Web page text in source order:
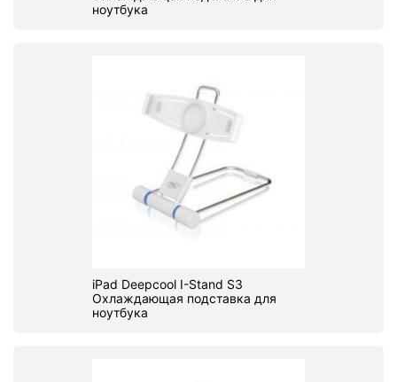
ноутбука
iPad Deepcool I-Stand S3
Охлаждающая подставка для
ноутбука